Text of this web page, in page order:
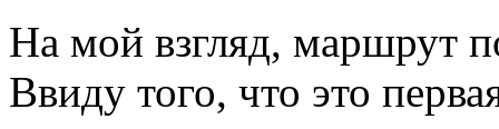
На мой взгляд, маршрут
Ввиду того, что это